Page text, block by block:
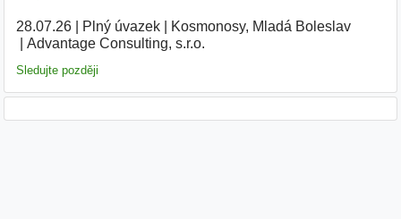
28.07.26| Plný úvazek| Kosmonosy, Mladá Boleslav|
Advantage Consulting, s.r.o.
Sledujte později